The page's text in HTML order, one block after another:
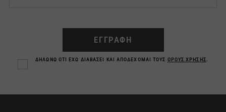
ΕΓΓΡΑΦΗ
ΔΗΛΩΝΩ ΟΤΙ ΕΧΩ ΔΙΑΒΑΣΕΙ ΚΑΙ ΑΠΟΔΕΧΟΜΑΙ ΤΟΥΣ ΟΡΟΥΣ ΧΡΗΣΗΣ.